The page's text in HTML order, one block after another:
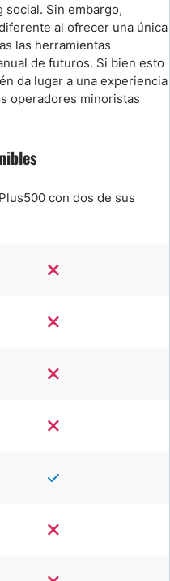
social. Sin embargo,
al ofrecer una única
las herramientas
de futuros. Si bien esto
da lugar a una experiencia
operadores minoristas
con dos de sus